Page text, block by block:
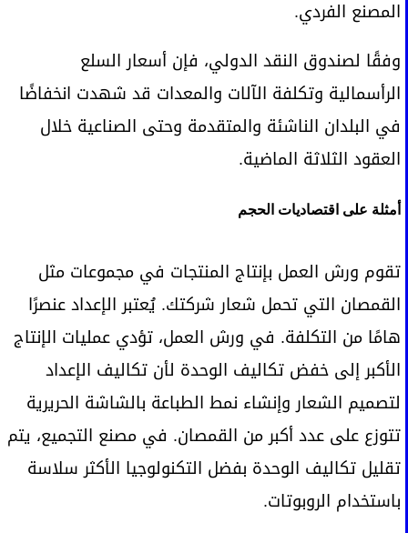
المصنع الفردي.
وفقًا لصندوق النقد الدولي، فإن أسعار السلع
الرأسمالية وتكلفة الآلات والمعدات قد شهدت انخفاضًا
في البلدان الناشئة والمتقدمة وحتى الصناعية خلال
العقود الثلاثة الماضية.
أمثلة على اقتصاديات الحجم
تقوم ورش العمل بإنتاج المنتجات في مجموعات مثل
القمصان التي تحمل شعار شركتك. يُعتبر الإعداد عنصرًا
هامًا من التكلفة. في ورش العمل، تؤدي عمليات الإنتاج
الأكبر إلى خفض تكاليف الوحدة لأن تكاليف الإعداد
لتصميم الشعار وإنشاء نمط الطباعة بالشاشة الحريرية
تتوزع على عدد أكبر من القمصان. في مصنع التجميع، يتم
تقليل تكاليف الوحدة بفضل التكنولوجيا الأكثر سلاسة
باستخدام الروبوتات.